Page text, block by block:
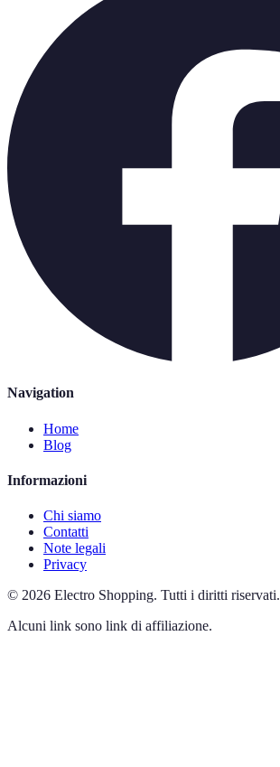
Navigation
Home
Blog
Informazioni
Chi siamo
Contatti
Note legali
Privacy
© 2026 Electro Shopping. Tutti i diritti riservati.
Alcuni link sono link di affiliazione.